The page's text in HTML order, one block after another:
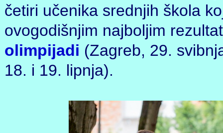
četiri učenika srednjih škola
ovogodišnjim najboljim
olimpijadi (Zagreb, 29.
18. i 19. lipnja).